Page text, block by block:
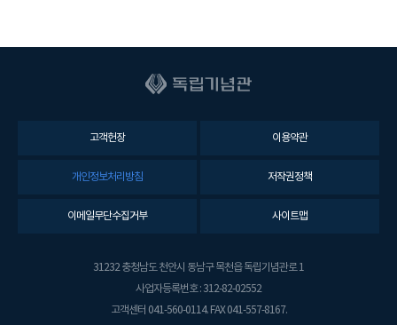
고객헌장 이용약관
개인정보처리방침 저작권정책
이메일무단수집거부 사이트맵
31232 충청남도 천안시 동남구 목천읍 독립기념관로 1
사업자등록번호 : 312-82-02552
고객센터 041-560-0114. FAX 041-557-8167.